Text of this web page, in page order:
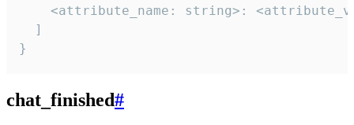
<attribute_name: string>:
  ]
}
chat_finished#